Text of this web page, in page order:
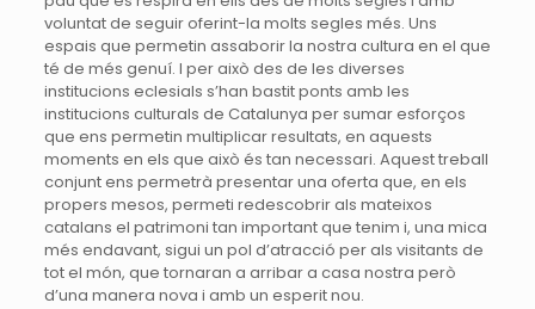
voluntat de seguir oferint-la molts segles més. Uns
espais que permetin assaborir la nostra cultura en el que
té de més genuí. I per això des de les diverses
institucions eclesials s’han bastit ponts amb les
institucions culturals de Catalunya per sumar esforços
que ens permetin multiplicar resultats, en aquests
moments en els que això és tan necessari. Aquest treball
conjunt ens permetrà presentar una oferta que, en els
propers mesos, permeti redescobrir als mateixos
catalans el patrimoni tan important que tenim i, una mica
més endavant, sigui un pol d’atracció per als visitants de
tot el món, que tornaran a arribar a casa nostra però
d’una manera nova i amb un esperit nou.